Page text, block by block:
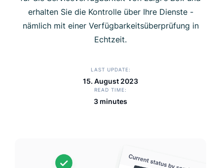
erhalten Sie die Kontrolle über Ihre Dienste -
nämlich mit einer Verfügbarkeitsüberprüfung in
Echtzeit.
LAST UPDATE
15. August 2023
READ TIME
3 minutes